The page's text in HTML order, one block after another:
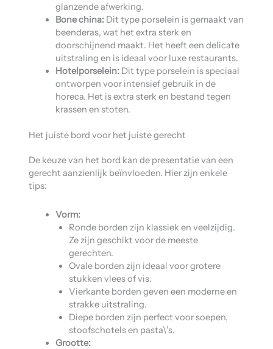
glanzende afwerking.
Bone china: Dit type porselein is gemaakt van
beenderas, wat het extra sterk en
doorschijnend maakt. Het heeft een delicate
uitstraling en is ideaal voor luxe restaurants.
Hotelporselein: Dit type porselein is speciaal
ontworpen voor intensief gebruik in de
horeca. Het is extra sterk en bestand tegen
krassen en stoten.
Het juiste bord voor het juiste gerecht
De keuze van het bord kan de presentatie van een
gerecht aanzienlijk beïnvloeden. Hier zijn enkele
tips:
Vorm:
Ronde borden zijn klassiek en veelzijdig.
Ze zijn geschikt voor de meeste
gerechten.
Ovale borden zijn ideaal voor grotere
stukken vlees of vis.
Vierkante borden geven een moderne en
strakke uitstraling.
Diepe borden zijn perfect voor soepen,
stoofschotels en pasta\’s.
Grootte: